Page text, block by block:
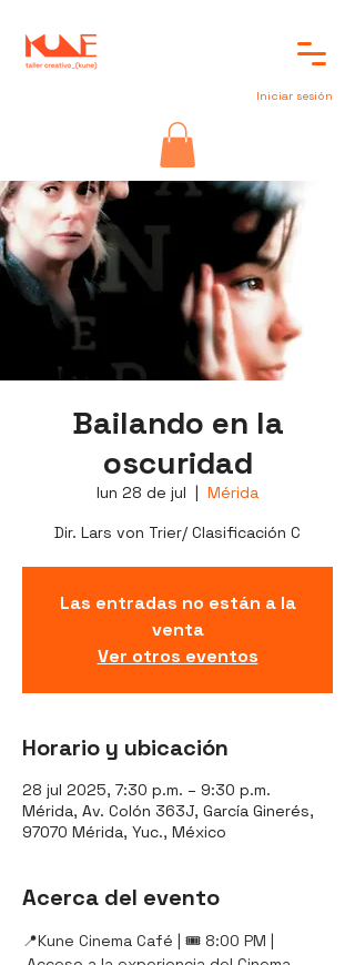
Iniciar sesión
Bailando en la
oscuridad
lun 28 de jul
  |
Mérida
Dir. Lars von Trier/ Clasificación C
Las entradas no están a la
venta
Ver otros eventos
Horario y ubicación
28 jul 2025, 7:30 p.m. – 9:30 p.m.
Mérida, Av. Colón 363J, García Ginerés,
97070 Mérida, Yuc., México
Acerca del evento
📍Kune Cinema Café | 🎟️ 8:00 PM |